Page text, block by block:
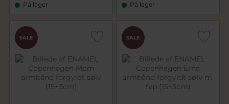
På lager På lager
SALE SALE